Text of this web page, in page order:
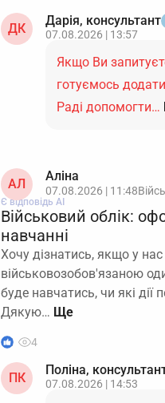
ДК
Дарія, консультант
07.08.2026 | 13:57
Якщо Ви
готуємось
Раді допомогти…
АЛ
Аліна
07.08.2026 | 11:48
Є відповідь АІ
Військовий облік:
навчанні
Хочу дізнатись, якщо у
військовозобов'язаною
буде навчатись, чи які
Дякую…
1 4
ПК
Поліна,
07.08.2026 | 14:53